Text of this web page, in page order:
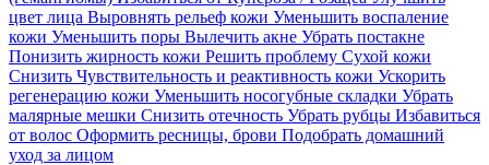
цвет лица Выровнять рельеф кожи Уменьшить воспаление
кожи Уменьшить поры Вылечить акне Убрать постакне
Понизить жирность кожи Решить проблему Сухой кожи
Cнизить Чувствительность и реактивность кожи Ускорить
регенерацию кожи Уменьшить носогубные складки Убрать
малярные мешки Снизить отечность Убрать рубцы Избавиться
от волос Оформить ресницы, брови Подобрать домашний
уход за лицом